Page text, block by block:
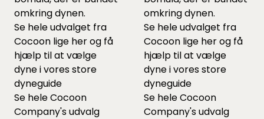
omkring dynen.
Se hele udvalget fra
Cocoon lige herog få
hjælp til at vælge
dyne i voresstore
dyneguide
Se heleCocoon
Company's udvalg
omkring dynen.
Se hele udvalget fra
Cocoon lige herog få
hjælp til at vælge
dyne i voresstore
dyneguide
Se heleCocoon
Company's udvalg